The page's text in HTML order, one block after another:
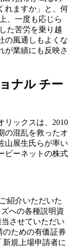
れますか」と、何
、一度も応じら
た苦労を乗り越
の風通しもよくな
が業績にも反映さ
ナル チー
リックスは、2010
の混乱を救ったオ
山展生氏らが率い
ビーネットの株式
紹介いただいた
への各種説明資
させていただい
ための有価証券
規上場申請者に